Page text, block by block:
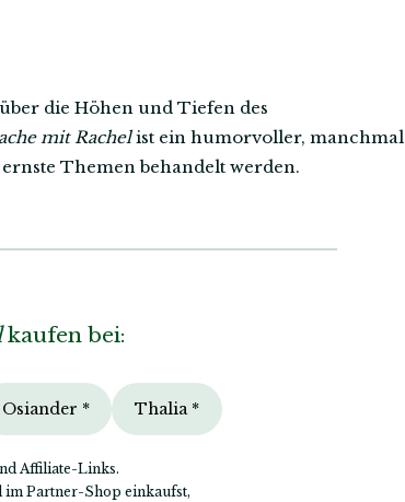
die Höhen und Tiefen des
mit Rachelist ein humorvoller, manchmal
Themen behandelt werden.
kaufen bei:
Osiander * Thalia *
Affiliate-Links.
Partner-Shop einkaufst,